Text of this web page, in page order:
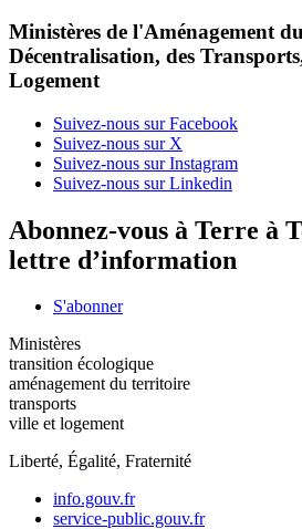
Ministères de l'Aménagement
Décentralisation, des
Logement
Suivez-nous sur Facebook
Suivez-nous sur X
Suivez-nous sur Instagram
Suivez-nous sur Linkedin
Abonnez-vous à Terre à
lettre d’information
S'abonner
Ministères
transition écologique
aménagement du territoire
transports
ville et logement
Liberté, Égalité, Fraternité
info.gouv.fr
service-public.gouv.fr